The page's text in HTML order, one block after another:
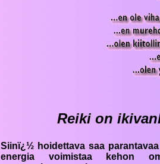
Reiki on
Siinï¿½ hoidettava saa
energia voimistaa kehon